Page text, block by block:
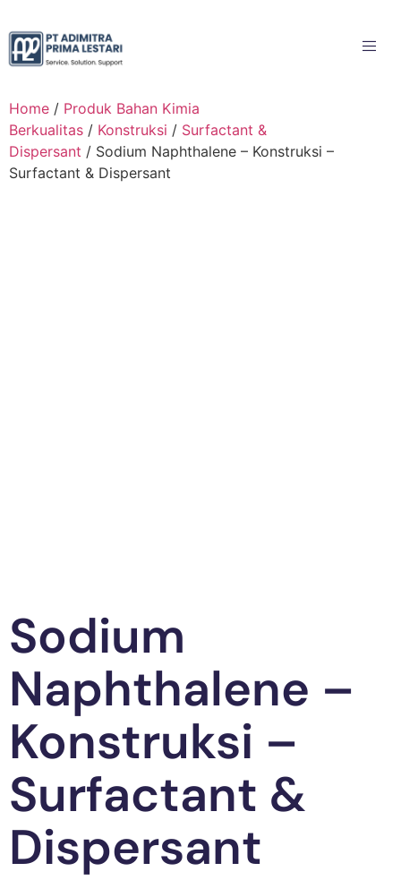
Home / Produk Bahan Kimia
Berkualitas / Konstruksi / Surfactant &
Dispersant / Sodium Naphthalene – Konstruksi –
Surfactant & Dispersant
Sodium
Naphthalene –
Konstruksi –
Surfactant &
Dispersant